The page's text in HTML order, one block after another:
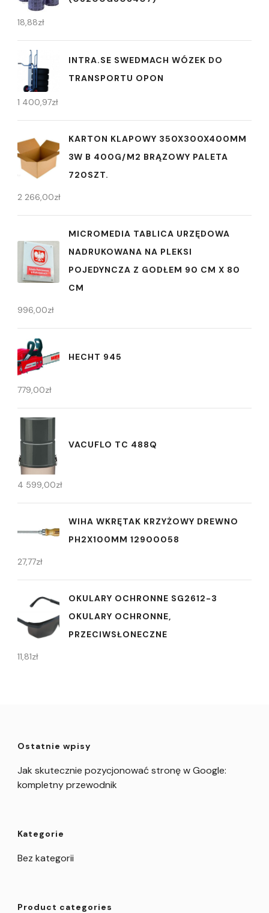
18,88zł
INTRA.SE SWEDMACH WÓZEK DO
TRANSPORTU OPON
1 400,97zł
KARTON KLAPOWY 350X300X400MM
3W B 400G/M2 BRĄZOWY PALETA
720SZT.
2 266,00zł
MICROMEDIA TABLICA URZĘDOWA
NADRUKOWANA NA PLEKSI
POJEDYNCZA Z GODŁEM 90 CM X 80
CM
996,00zł
HECHT 945
779,00zł
VACUFLO TC 488Q
4 599,00zł
WIHA WKRĘTAK KRZYŻOWY DREWNO
PH2X100MM 12900058
27,77zł
OKULARY OCHRONNE SG2612-3
OKULARY OCHRONNE,
PRZECIWSŁONECZNE
11,81zł
Ostatnie wpisy
Jak skutecznie pozycjonować stronę w Google:
kompletny przewodnik
Kategorie
Bez kategorii
Product categories